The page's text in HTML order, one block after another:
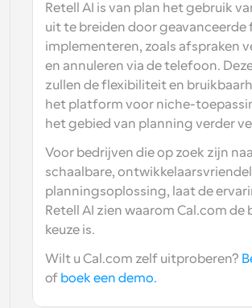
Retell AI is van plan het gebruik
uit te breiden door geavanceerde
implementeren, zoals afspraken
en annuleren via de telefoon.
zullen de flexibiliteit en
het platform voor niche-
het gebied van planning verder
Voor bedrijven die op zoek zijn
schaalbare,
planningsoplossing, laat de
Retell AI zien waarom Cal.com de
keuze is.
Wilt u Cal.com zelf uitproberen?
of boek een demo.